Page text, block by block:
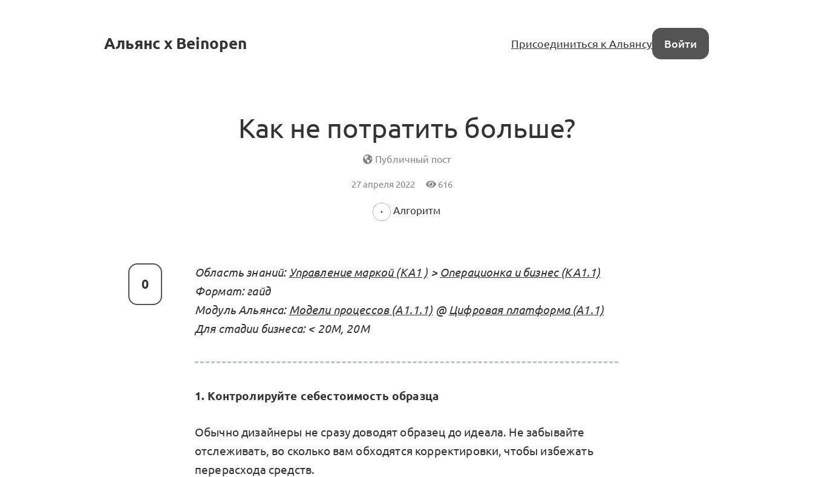
Альянс x Beinopen Присоединиться к Альянсу Войти
Как не потратить больше?
Публичный пост
27 апреля 2022 616
Алгоритм
0
Область знаний: Управление маркой (KA1 ) > Операционка и бизнес (КА1.1)
Формат: гайд
Модуль Альянса: Модели процессов (А1.1.1) @ Цифровая платформа (А1.1)
Для стадии бизнеса: < 20М, 20М
1. Контролируйте себестоимость образца
Обычно дизайнеры не сразу доводят образец до идеала. Не забывайте
отслеживать, во сколько вам обходятся корректировки, чтобы избежать
перерасхода средств.